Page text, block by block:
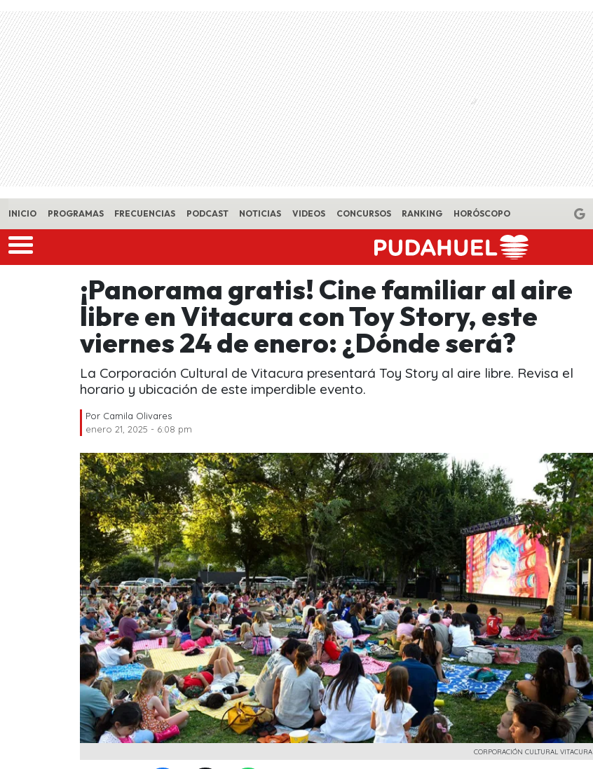
Skip to main content
INICIO PROGRAMAS FRECUENCIAS PODCAST NOTICIAS VIDEOS CONCURSOS RANKING HORÓSCOPO
¡Panorama gratis! Cine familiar al aire
libre en Vitacura con Toy Story, este
viernes 24 de enero: ¿Dónde será?
La Corporación Cultural de Vitacura presentará Toy Story al aire libre. Revisa el
horario y ubicación de este imperdible evento.
Por Camila Olivares
enero 21, 2025 - 6:08 pm
CORPORACIÓN CULTURAL VITACURA